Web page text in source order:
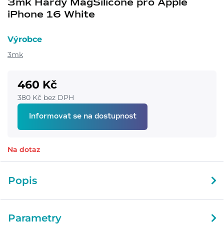
3mk Hardy MagSilicone pro Apple
iPhone 16 White
Výrobce
3mk
460 Kč
380 Kč bez DPH
Informovat se na dostupnost
Na dotaz
Popis
Parametry